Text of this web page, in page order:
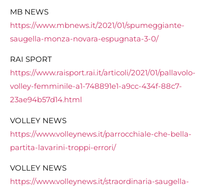
MB NEWS
https://www.mbnews.it/2021/01/spumeggiante-
saugella-monza-novara-espugnata-3-0/
RAI SPORT
https://www.raisport.rai.it/articoli/2021/01/pallavolo-
volley-femminile-a1-748891e1-a9cc-434f-88c7-
23ae94b57d14.html
VOLLEY NEWS
https://www.volleynews.it/parrocchiale-che-bella-
partita-lavarini-troppi-errori/
VOLLEY NEWS
https://www.volleynews.it/straordinaria-saugella-